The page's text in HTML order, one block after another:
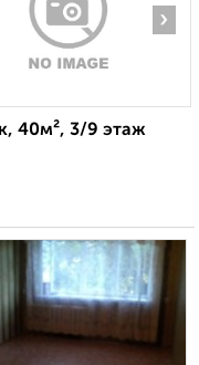
›
40м², 3/9 этаж